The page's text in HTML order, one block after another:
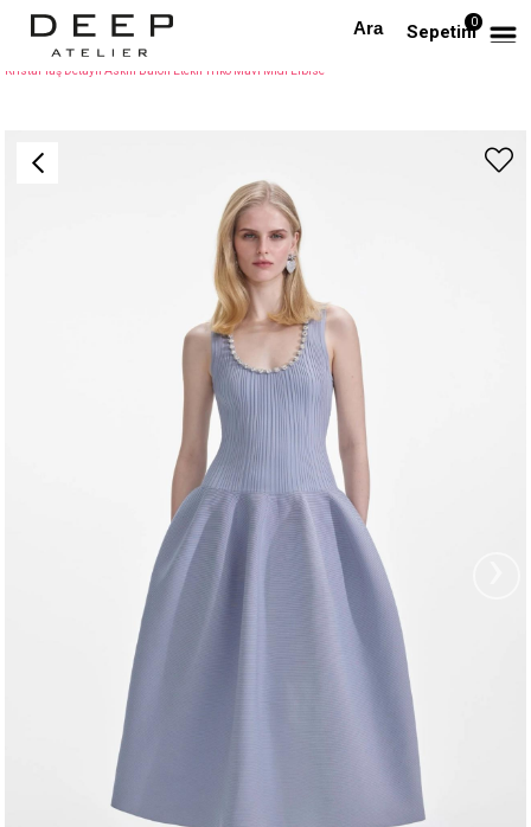
Sepetim0
Anasayfa TÜM ELBİSELER
Kristal Taş Detaylı Askılı Balon Etekli Triko Mavi Midi Elbise